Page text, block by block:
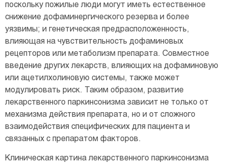
поскольку пожилые люди могут иметь естественное
снижение дофаминергического резерва и более
уязвимы; и генетическая предрасположенность,
влияющая на чувствительность дофаминовых
рецепторов или метаболизм препарата. Совместное
введение других лекарств, влияющих на дофаминовую
или ацетилхолиновую системы, также может
модулировать риск. Таким образом, развитие
лекарственного паркинсонизма зависит не только от
механизма действия препарата, но и от сложного
взаимодействия специфических для пациента и
связанных с препаратом факторов.
Клиническая картина лекарственного паркинсонизма